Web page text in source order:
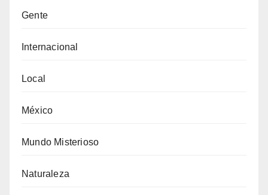
Gente
Internacional
Local
México
Mundo Misterioso
Naturaleza